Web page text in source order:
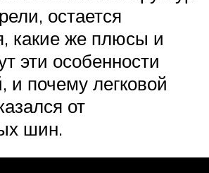
остается
какие же плюсы и
эти особенности
и почему легковой
от
шин.